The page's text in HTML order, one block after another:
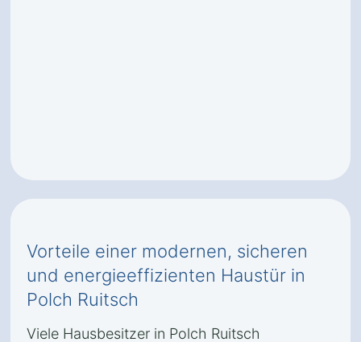
Vorteile einer modernen, sicheren
und energieeffizienten Haustür in
Polch Ruitsch
Viele Hausbesitzer in Polch Ruitsch